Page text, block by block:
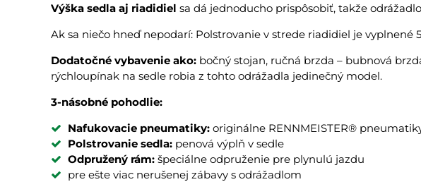
Výška sedla aj riadidiel sa dá jednoducho prispôsobiť, takže
Ak sa niečo hneď nepodarí: Polstrovanie v strede riadidiel je
Dodatočné vybavenie ako: bočný stojan, ručná brzda – bubnová
rýchloupínak na sedle robia z tohto odrážadla jedinečný model.
3-násobné pohodlie:
Nafukovacie pneumatiky: originálne RENNMEISTER®
Polstrovanie sedla: penová výplň v sedle
Odpružený rám: špeciálne odpruženie pre plynulú jazdu
pre ešte viac nerušenej zábavy s odrážadlom